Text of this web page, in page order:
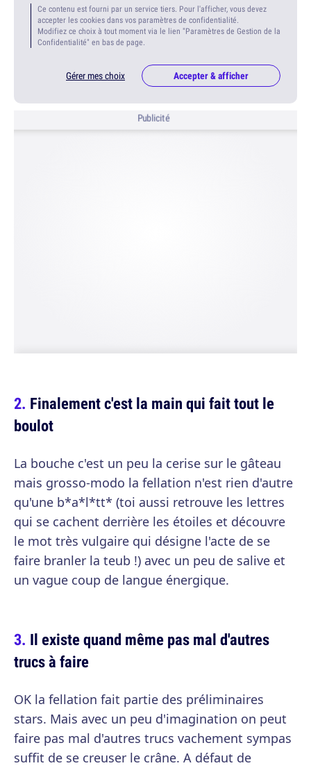
Ce contenu est fourni par un service tiers. Pour l'afficher, vous devez
accepter les cookies dans vos paramètres de confidentialité.
Modifiez ce choix à tout moment via le lien "Paramètres de Gestion de la
Confidentialité" en bas de page.
Gérer mes choix Accepter & afficher
Publicité
Finalement c'est la main qui fait tout le
boulot
La bouche c'est un peu la cerise sur le gâteau
mais grosso-modo la fellation n'est rien d'autre
qu'une b*a*l*tt* (toi aussi retrouve les lettres
qui se cachent derrière les étoiles et découvre
le mot très vulgaire qui désigne l'acte de se
faire branler la teub !) avec un peu de salive et
un vague coup de langue énergique.
Il existe quand même pas mal d'autres
trucs à faire
OK la fellation fait partie des préliminaires
stars. Mais avec un peu d'imagination on peut
faire pas mal d'autres trucs vachement sympas
suffit de se creuser le crâne. A défaut de